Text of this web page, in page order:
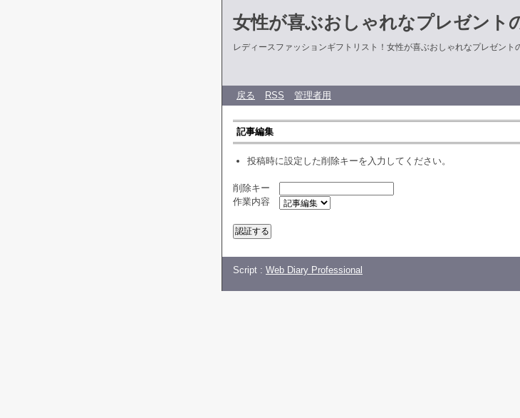
女性が喜ぶおしゃれなプレゼント
レディースファッションギフトリスト！女性が喜ぶおしゃれなプレゼント
戻る RSS 管理者用
記事編集
投稿時に設定した削除キーを入力してください。
削除キー
作業内容
Script : Web Diary Professional